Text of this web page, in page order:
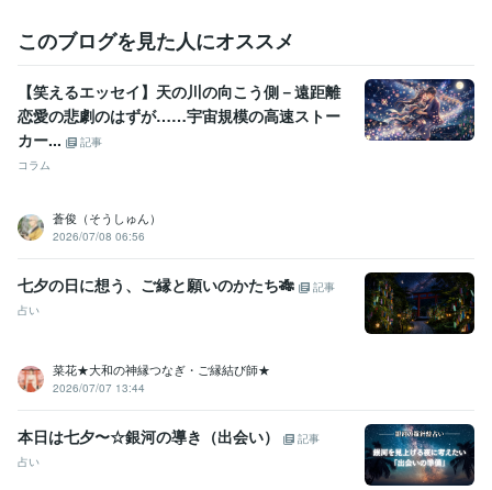
このブログを見た人にオススメ
【笑えるエッセイ】天の川の向こう側－遠距離
恋愛の悲劇のはずが……宇宙規模の高速ストー
カー...
記事
コラム
蒼俊（そうしゅん）
2026/07/08 06:56
七夕の日に想う、ご縁と願いのかたち🎋
記事
占い
菜花★大和の神縁つなぎ・ご縁結び師★
2026/07/07 13:44
本日は七夕〜☆銀河の導き（出会い）
記事
占い